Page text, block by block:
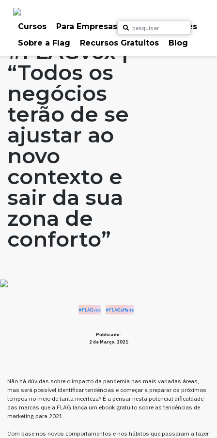
Cursos Para Empresas
Para Particulares
Sobre a Flag
Recursos Gratuitos Blog
#FLAGaffairs
#FLAGvox |
“Todos os
negócios
terão de se
ajustar ao
novo
contexto e
sair da sua
zona de
conforto”
#FLAGvox #FLAGaffairs
Publicado:
2 de Março, 2021
Não há dúvidas sobre o impacto da pandemia nas mais variadas áreas,
mas será possível identificar tendências e começar a preparar os próximos
tempos no meio de tanta incerteza? É a pensar nesta potencial dificuldade
das marcas que a FLAG lança um ebook gratuito sobre as tendências de
marketing para 2021.
Com base nos novos comportamentos e nos hábitos que passaram a fazer